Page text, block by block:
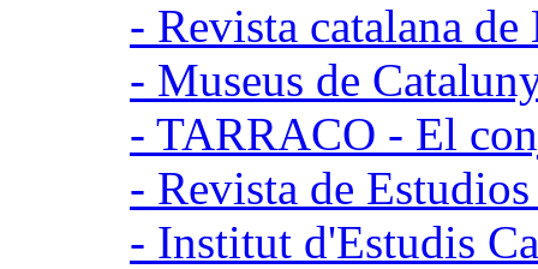
- Revista catalana
- Museus de
- TARRACO - El
- Revista de
- Institut d'Estudis